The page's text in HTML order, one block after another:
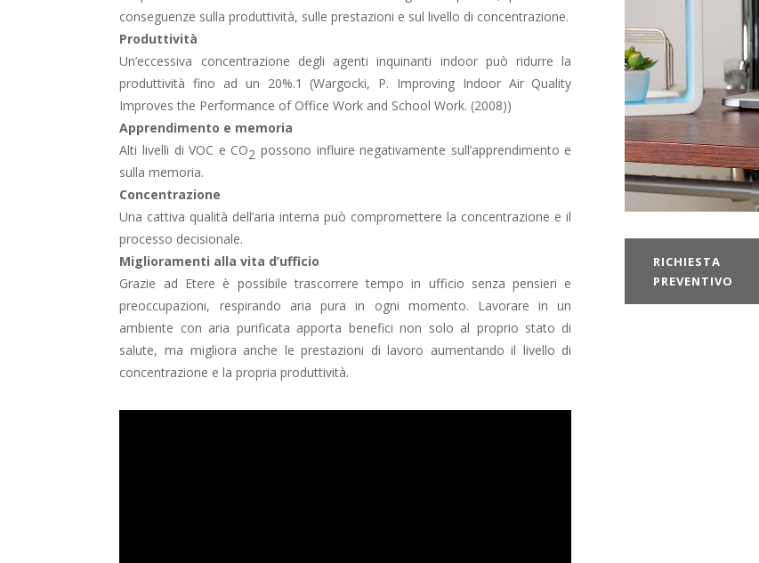
conseguenze sulla produttività, sulle prestazioni e sul livello di concentrazione.
Produttività
Un’eccessiva concentrazione degli agenti inquinanti indoor può ridurre la
produttività fino ad un 20%.1 (Wargocki, P. Improving Indoor Air Quality
Improves the Performance of Office Work and School Work. (2008))
Apprendimento e memoria
Alti livelli di VOC e CO2 possono influire negativamente sull’apprendimento e
sulla memoria.
Concentrazione
Una cattiva qualità dell’aria interna può compromettere la concentrazione e il
processo decisionale.
Miglioramenti alla vita d’ufficio
Grazie ad Etere è possibile trascorrere tempo in ufficio senza pensieri e
preoccupazioni, respirando aria pura in ogni momento. Lavorare in un
ambiente con aria purificata apporta benefici non solo al proprio stato di
salute, ma migliora anche le prestazioni di lavoro aumentando il livello di
concentrazione e la propria produttività.
RICHIESTA
PREVENTIVO